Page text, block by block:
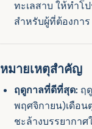
ทะเลสาบ ให้ทําโ
สําหรับผู้ที่ต้องกา
หมายเหตุสําคัญ
ฤดูกาลที่ดีที่สุด: ฤ
พฤศจิกายน)เดือน
ชะล้างบรรยากา